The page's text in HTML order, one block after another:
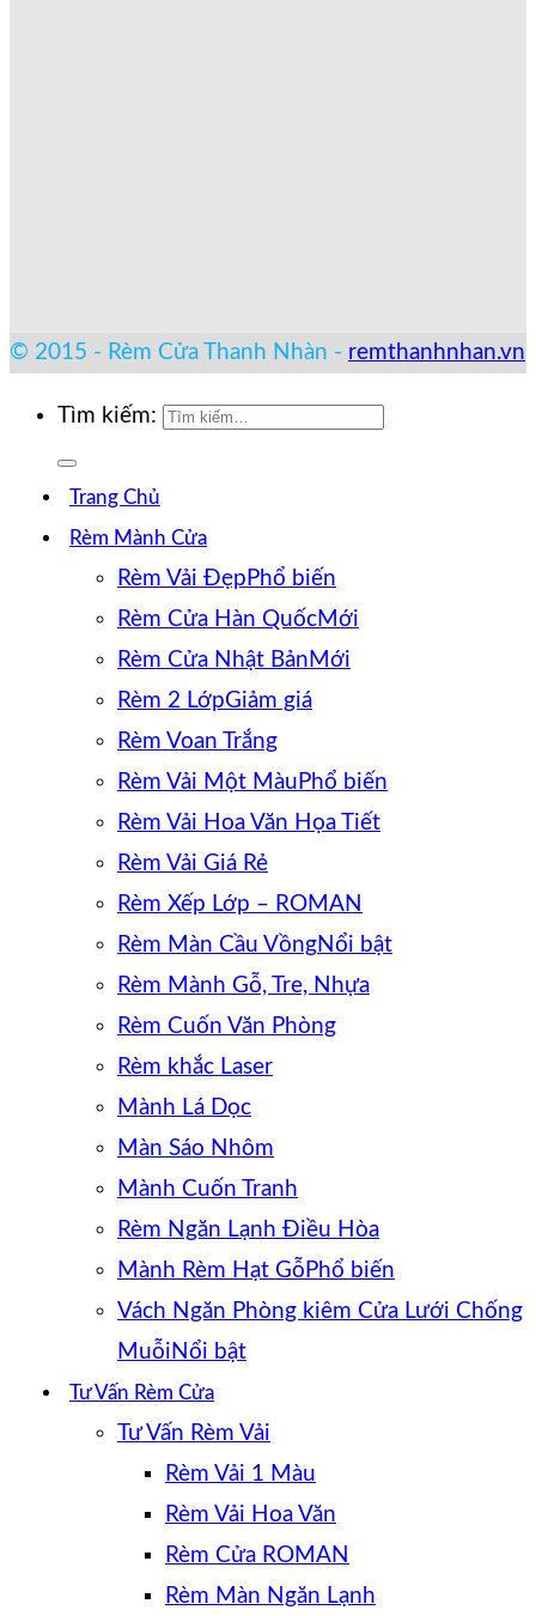
© 2015 - Rèm Cửa Thanh Nhàn - remthanhnhan.vn
Tìm kiếm:
Trang Chủ
Rèm Mành Cửa
Rèm Vải Đẹp
Rèm Cửa Hàn Quốc
Rèm Cửa Nhật Bản
Rèm 2 Lớp
Rèm Voan Trắng
Rèm Vải Một Màu
Rèm Vải Hoa Văn Họa Tiết
Rèm Vải Giá Rẻ
Rèm Xếp Lớp – ROMAN
Rèm Màn Cầu Vồng
Rèm Mành Gỗ, Tre, Nhựa
Rèm Cuốn Văn Phòng
Rèm khắc Laser
Mành Lá Dọc
Màn Sáo Nhôm
Mành Cuốn Tranh
Rèm Ngăn Lạnh Điều Hòa
Mành Rèm Hạt Gỗ
Vách Ngăn Phòng kiêm Cửa Lưới Chống
Muỗi
Tư Vấn Rèm Cửa
Tư Vấn Rèm Vải
Rèm Vải 1 Màu
Rèm Vải Hoa Văn
Rèm Cửa ROMAN
Rèm Màn Ngăn Lạnh